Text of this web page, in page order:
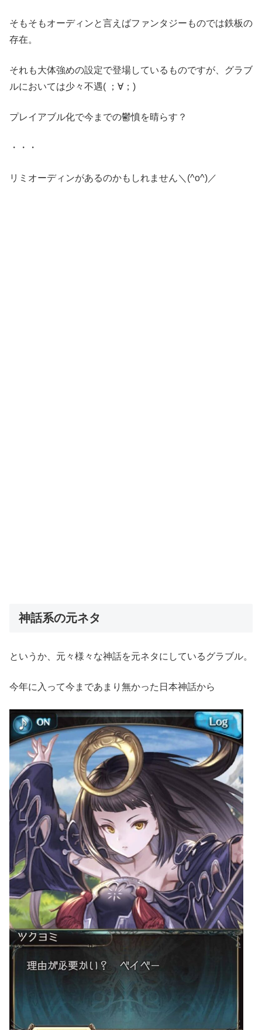
そもそもオーディンと言えばファンタジーものでは鉄板の
存在。
それも大体強めの設定で登場しているものですが、グラブ
ルにおいては少々不遇( ；∀；)
プレイアブル化で今までの鬱憤を晴らす？
・・・
リミオーディンがあるのかもしれません＼(^o^)／
神話系の元ネタ
というか、元々様々な神話を元ネタにしているグラブル。
今年に入って今まであまり無かった日本神話から